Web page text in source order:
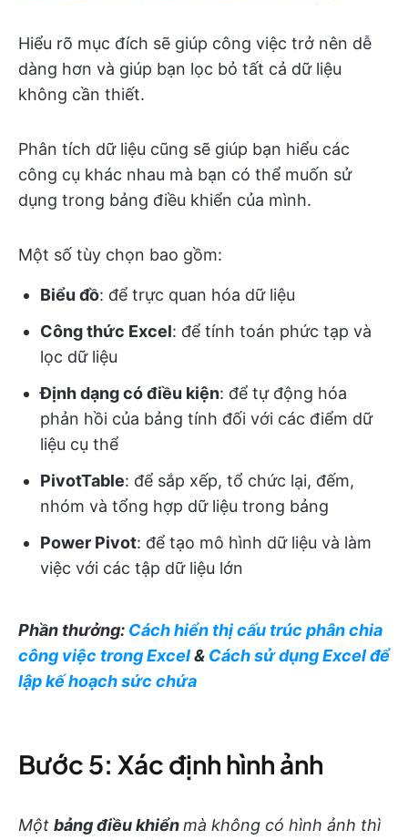
Hiểu rõ mục đích sẽ giúp công việc trở nên dễ
dàng hơn và giúp bạn lọc bỏ tất cả dữ liệu
không cần thiết.
Phân tích dữ liệu cũng sẽ giúp bạn hiểu các
công cụ khác nhau mà bạn có thể muốn sử
dụng trong bảng điều khiển của mình.
Một số tùy chọn bao gồm:
Biểu đồ: để trực quan hóa dữ liệu
Công thức Excel: để tính toán phức tạp và
lọc dữ liệu
Định dạng có điều kiện: để tự động hóa
phản hồi của bảng tính đối với các điểm dữ
liệu cụ thể
PivotTable: để sắp xếp, tổ chức lại, đếm,
nhóm và tổng hợp dữ liệu trong bảng
Power Pivot: để tạo mô hình dữ liệu và làm
việc với các tập dữ liệu lớn
Phần thưởng: Cách hiển thị cấu trúc phân chia
công việc trong Excel& Cách sử dụng Excel để
lập kế hoạch sức chứa
Bước 5: Xác định hình ảnh
Một bảng điều khiểnmà không có hình ảnh thì